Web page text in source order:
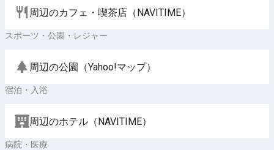
周辺のカフェ・喫茶店（NAVITIME）
スポーツ・公園・レジャー
周辺の公園（Yahoo!マップ）
宿泊・入浴
周辺のホテル（NAVITIME）
病院・医療